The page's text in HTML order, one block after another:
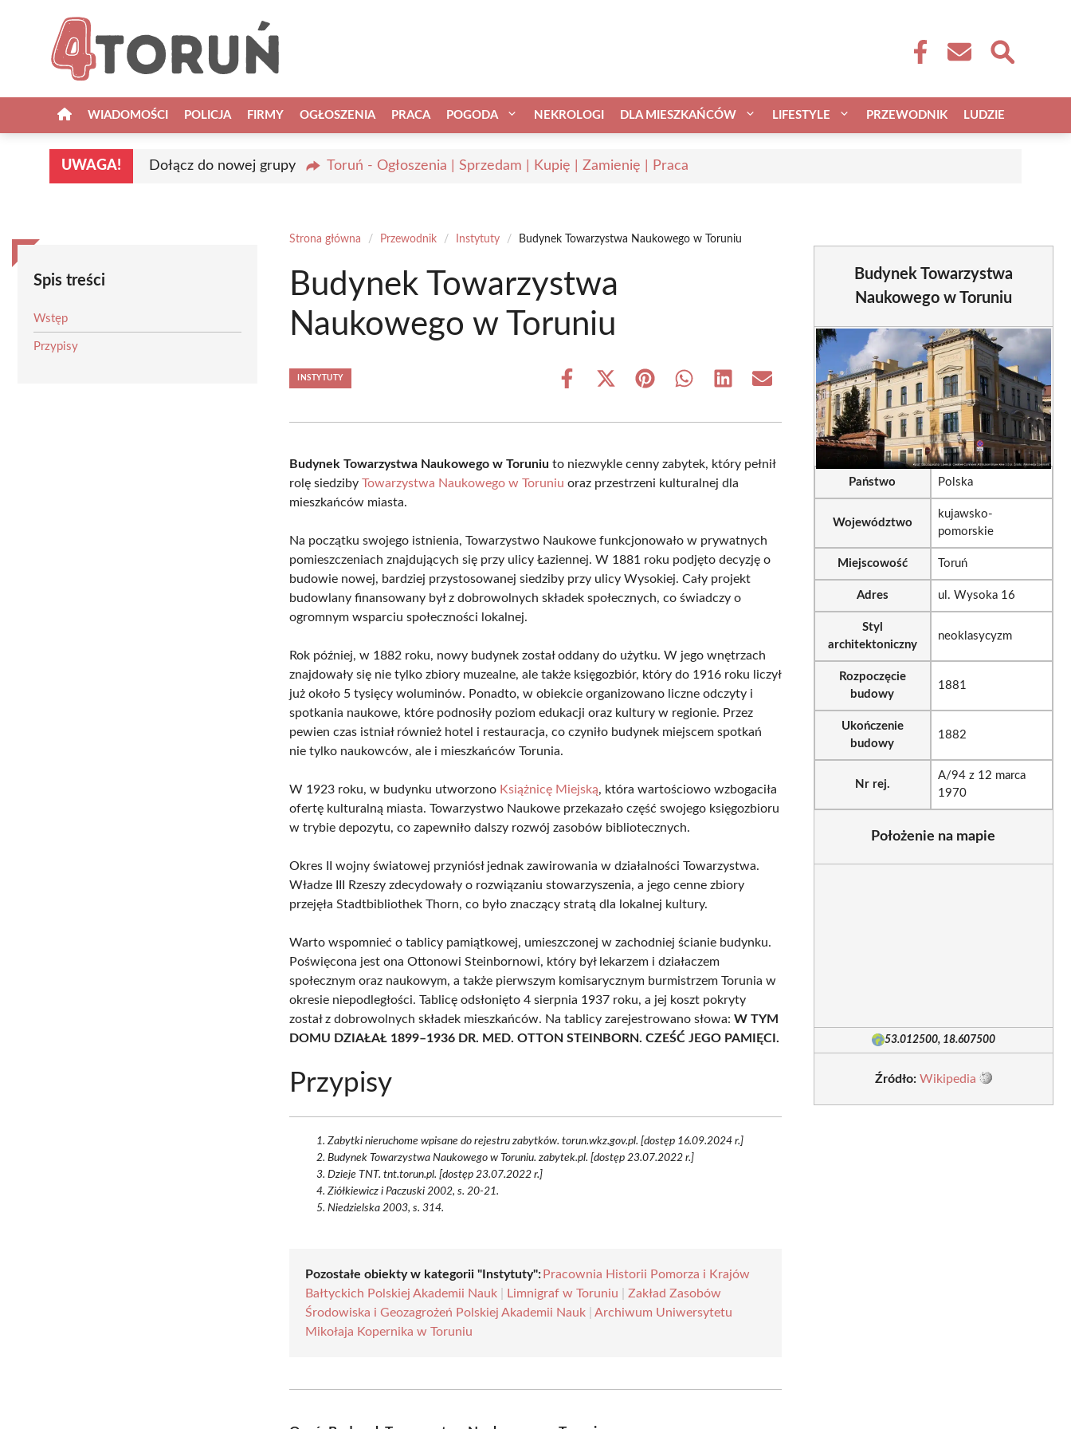
WIADOMOŚCI POLICJA FIRMY OGŁOSZENIA PRACA POGODA NEKROLOGI DLA MIESZKAŃCÓW LIFESTYLE PRZEWODNIK LUDZIE
UWAGA! Dołącz do nowej grupy Toruń - Ogłoszenia | Sprzedam | Kupię | Zamienię | Praca
Spis treści
Wstęp
Przypisy
Strona główna / Przewodnik / Instytuty / Budynek Towarzystwa Naukowego w Toruniu
Budynek Towarzystwa
Naukowego w Toruniu
INSTYTUTY
Share
Share
(Twitter)
Share Share Share Share
Budynek Towarzystwa Naukowego w Toruniu to niezwykle cenny zabytek, który pełnił
rolę siedzibyTowarzystwa Naukowego w Toruniu oraz przestrzeni kulturalnej dla
mieszkańców miasta.
Na początku swojego istnienia, Towarzystwo Naukowe funkcjonowało w prywatnych
pomieszczeniach znajdujących się przy ulicy Łaziennej. W 1881 roku podjęto decyzję o
budowie nowej, bardziej przystosowanej siedziby przy ulicy Wysokiej. Cały projekt
budowlany finansowany był z dobrowolnych składek społecznych, co świadczy o
ogromnym wsparciu społeczności lokalnej.
Rok później, w 1882 roku, nowy budynek został oddany do użytku. W jego wnętrzach
znajdowały się nie tylko zbiory muzealne, ale także księgozbiór, który do 1916 roku liczył
już około 5 tysięcy woluminów. Ponadto, w obiekcie organizowano liczne odczyty i
spotkania naukowe, które podnosiły poziom edukacji oraz kultury w regionie. Przez
pewien czas istniał również hotel i restauracja, co czyniło budynek miejscem spotkań
nie tylko naukowców, ale i mieszkańców Torunia.
W 1923 roku, w budynku utworzono Książnicę Miejską, która wartościowo wzbogaciła
ofertę kulturalną miasta. Towarzystwo Naukowe przekazało część swojego księgozbioru
w trybie depozytu, co zapewniło dalszy rozwój zasobów bibliotecznych.
Okres II wojny światowej przyniósł jednak zawirowania w działalności Towarzystwa.
Władze III Rzeszy zdecydowały o rozwiązaniu stowarzyszenia, a jego cenne zbiory
przejęła Stadtbibliothek Thorn, co było znaczący stratą dla lokalnej kultury.
Warto wspomnieć o tablicy pamiątkowej, umieszczonej w zachodniej ścianie budynku.
Poświęcona jest ona Ottonowi Steinbornowi, który był lekarzem i działaczem
społecznym oraz naukowym, a także pierwszym komisarycznym burmistrzem Torunia w
okresie niepodległości. Tablicę odsłonięto 4 sierpnia 1937 roku, a jej koszt pokryty
został z dobrowolnych składek mieszkańców. Na tablicy zarejestrowano słowa:W TYM
DOMU DZIAŁAŁ 1899–1936 DR. MED. OTTON STEINBORN. CZEŚĆ JEGO PAMIĘCI.
Przypisy
Zabytki nieruchome wpisane do rejestru zabytków. torun.wkz.gov.pl. [dostęp 16.09.2024 r.]
Budynek Towarzystwa Naukowego w Toruniu. zabytek.pl. [dostęp 23.07.2022 r.]
Dzieje TNT. tnt.torun.pl. [dostęp 23.07.2022 r.]
Ziółkiewicz i Paczuski 2002, s. 20-21.
Niedzielska 2003, s. 314.
Pozostałe obiekty w kategorii "Instytuty":Pracownia Historii Pomorza i Krajów
Bałtyckich Polskiej Akademii Nauk
Limnigraf w Toruniu |Zakład Zasobów
Środowiska i Geozagrożeń Polskiej Akademii Nauk |Archiwum Uniwersytetu
Mikołaja Kopernika w Toruniu
Budynek Towarzystwa
Naukowego w Toruniu
Państwo Polska
Województwo
kujawsko-
pomorskie
Miejscowość Toruń
Adres ul. Wysoka 16
Styl
architektoniczny
neoklasycyzm
Rozpoczęcie
budowy
1881
Ukończenie
budowy
1882
Nr rej.
A/94 z 12 marca
1970
Położenie na mapie
53.012500, 18.607500
Źródło: Wikipedia